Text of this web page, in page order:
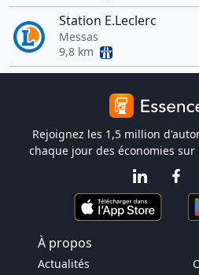
Station E.Leclerc
Messas
9,8 km
Rejoignez les 1,5 million
chaque jour des économies
À propos
Actualités